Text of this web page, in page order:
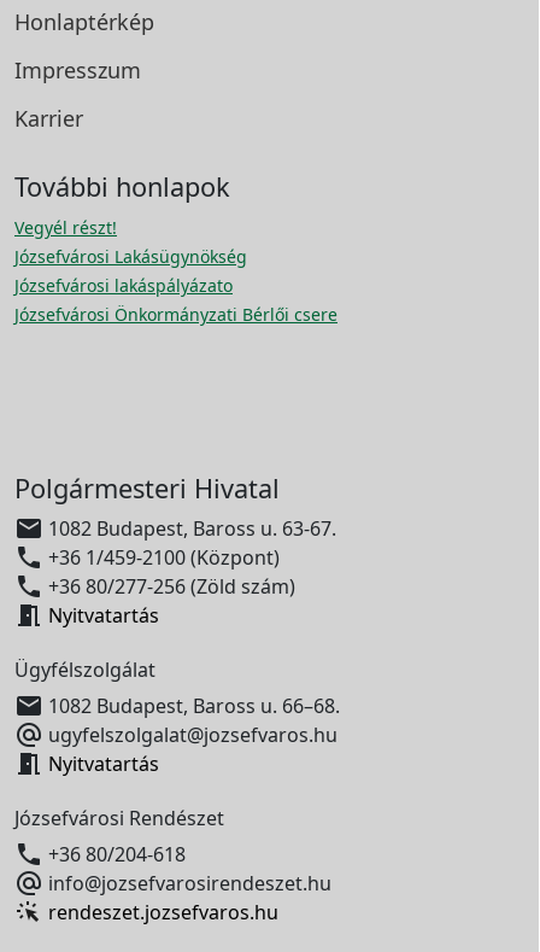
Honlaptérkép
Impresszum
Karrier
További honlapok
Vegyél részt!
Józsefvárosi Lakásügynökség
Józsefvárosi lakáspályázato
Józsefvárosi Önkormányzati Bérlői csere
Polgármesteri Hivatal
 1082 Budapest, Baross u. 63-67.
 +36 1/459-2100 (Központ)
 +36 80/277-256 (Zöld szám)
 Nyitvatartás
Ügyfélszolgálat
 1082 Budapest, Baross u. 66–68.
 ugyfelszolgalat@jozsefvaros.hu
 Nyitvatartás
Józsefvárosi Rendészet
 +36 80/204-618
 info@jozsefvarosirendeszet.hu
rendeszet.jozsefvaros.hu